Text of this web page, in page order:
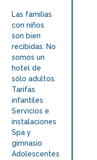
Las familias
con niños
son bien
recibidas. No
somos un
hotel de
sólo adultos.
Tarifas
infantiles
Servicios e
instalaciones
Spa y
gimnasio
Adolescentes